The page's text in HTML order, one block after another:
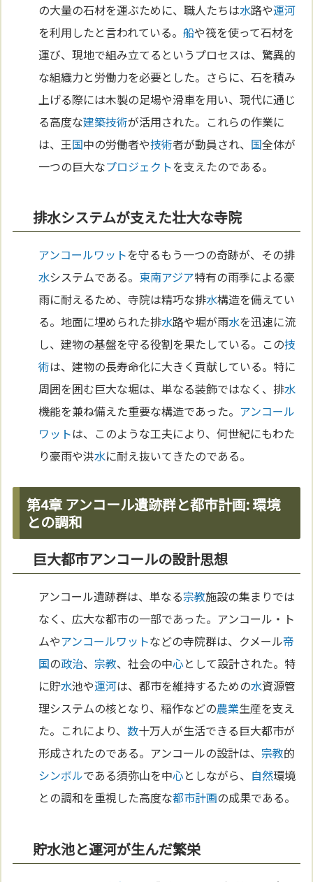
の大量の石材を運ぶために、職人たちは水路や運河
を利用したと言われている。船や筏を使って石材を
運び、現地で組み立てるというプロセスは、驚異的
な組織力と労働力を必要とした。さらに、石を積み
上げる際には木製の足場や滑車を用い、現代に通じ
る高度な建築技術が活用された。これらの作業に
は、王国中の労働者や技術者が動員され、 国全体が
一つの巨大なプロジェクトを支えたのである。
排水システムが支えた壮大な寺院
アンコールワットを守るもう一つの奇跡が、その排
水システムである。 東南アジア特有の雨季による豪
雨に耐えるため、寺院は精巧な排水構造を備えてい
る。地面に埋められた排水路や堀が雨水を迅速に流
し、建物の基盤を守る役割を果たしている。この技
術は、建物の長寿命化に大きく貢献している。特に
周囲を囲む巨大な堀は、単なる装飾ではなく、排水
機能を兼ね備えた重要な構造であった。 アンコール
ワットは、このような工夫により、何世紀にもわた
り豪雨や洪水に耐え抜いてきたのである。
第4章 アンコール遺跡群と都市計画: 環境
との調和
巨大都市アンコールの設計思想
アンコール遺跡群は、単なる宗教施設の集まりでは
なく、広大な都市の一部であった。アンコール・ト
ムやアンコールワットなどの寺院群は、クメール帝
国の政治、 宗教、社会の中心として設計された。特
に貯水池や運河は、都市を維持するための水資源管
理システムの核となり、稲作などの農業生産を支え
た。これにより、数十万人が生活できる巨大都市が
形成されたのである。アンコールの設計は、 宗教的
シンボルである須弥山を中心としながら、 自然環境
との調和を重視した高度な都市計画の成果である。
貯水池と運河が生んだ繁栄